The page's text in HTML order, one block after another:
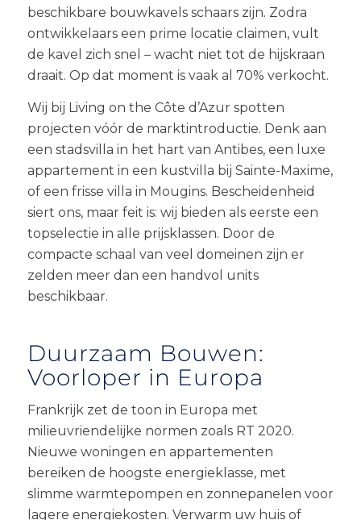
beschikbare bouwkavels schaars zijn. Zodra
ontwikkelaars een prime locatie claimen, vult
de kavel zich snel – wacht niet tot de hijskraan
draait. Op dat moment is vaak al 70% verkocht.
Wij bij Living on the Côte d’Azur spotten
projecten vóór de marktintroductie. Denk aan
een stadsvilla in het hart van Antibes, een luxe
appartement in een kustvilla bij Sainte-Maxime,
of een frisse villa in Mougins. Bescheidenheid
siert ons, maar feit is: wij bieden als eerste een
topselectie in alle prijsklassen. Door de
compacte schaal van veel domeinen zijn er
zelden meer dan een handvol units
beschikbaar.
Duurzaam Bouwen:
Voorloper in Europa
Frankrijk zet de toon in Europa met
milieuvriendelijke normen zoals RT 2020.
Nieuwe woningen en appartementen
bereiken de hoogste energieklasse, met
slimme warmtepompen en zonnepanelen voor
lagere energiekosten. Verwarm uw huis of